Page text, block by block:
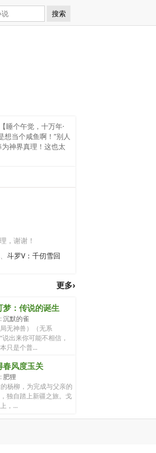
搜索
睡个午觉，十万年·
当个咸鱼啊！”别人
神界真理！这也太
，谢谢！
、 斗罗V：千仞雪回
更多›
梦：传说的诞生
沉默的雀
局无神兽）（无系
说出来你可能不相信，
只是个普...
春风度玉关
肥狸
杨柳，为完成与父亲的
独自踏上新疆之旅。戈
，...